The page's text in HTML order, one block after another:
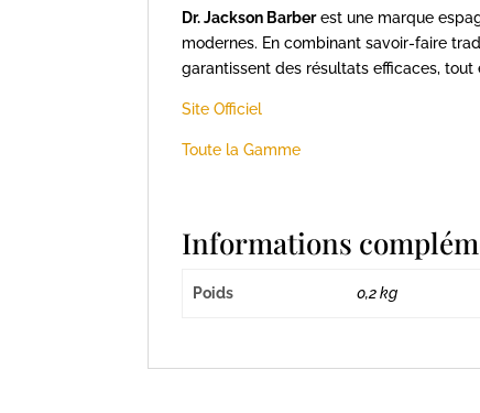
Dr. Jackson Barberest une marque
modernes. En combinant savoir-faire
garantissent des résultats efficaces,
Site Officiel
Toute la Gamme
Informations
Poids 0,2 kg